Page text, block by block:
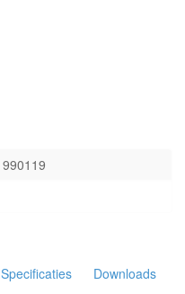
990119
Specificaties
Downloads